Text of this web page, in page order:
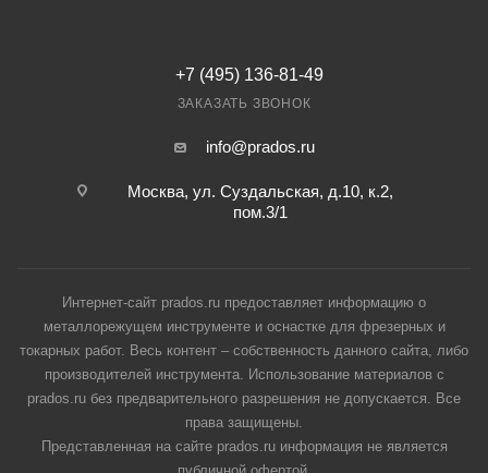
+7 (495) 136-81-49
ЗАКАЗАТЬ ЗВОНОК
info@prados.ru
Москва, ул. Суздальская, д.10, к.2,
пом.3/1
Интернет-сайт prados.ru предоставляет информацию о
металлорежущем инструменте и оснастке для фрезерных и
токарных работ. Весь контент – собственность данного сайта, либо
производителей инструмента. Использование материалов с
prados.ru без предварительного разрешения не допускается. Все
права защищены.
Представленная на сайте prados.ru информация не является